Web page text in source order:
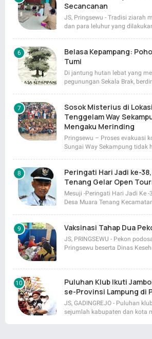
Secancanan
JS, Pringsewu - Tradisi ziarah
dan para leluhur yang
Belasa Kepampang:
Tumi
Di jantung hutan lebat yang
pegunungan Sekala Brak,
Sosok Misterius di
Tenggelam Way
Mengaku Merinding
Pringsewu – Proses evakuasi
Sungai Way Sekampung tidak
Peringati Hari Jadi ke-
Tenang Gelar Open
Mesuji -Peringati Hari Jadi Ke -
Desa Muara Tenang
Vaksinasi Tahap Dua
JS, PRINGSEWU - Pekon
Pringsewu beserta Dinas
Puluhan Klub Ikuti
se-Provinsi Lampung di
JS, GADINGREJO - Puluhan
sejumlah kabupaten dan kota